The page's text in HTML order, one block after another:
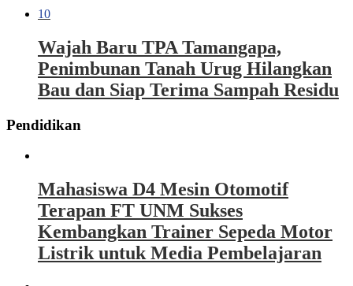
10
Wajah Baru TPA Tamangapa,
Penimbunan Tanah Urug Hilangkan
Bau dan Siap Terima Sampah Residu
Pendidikan
Mahasiswa D4 Mesin Otomotif
Terapan FT UNM Sukses
Kembangkan Trainer Sepeda Motor
Listrik untuk Media Pembelajaran